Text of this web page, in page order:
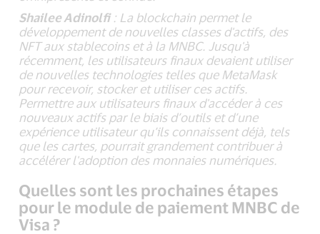
Shailee Adinolfi: La blockchain permet le
développement de nouvelles classes d'actifs, des
NFT aux stablecoins et à la MNBC. Jusqu'à
récemment, les utilisateurs finaux devaient utiliser
de nouvelles technologies telles que MetaMask
pour recevoir, stocker et utiliser ces actifs.
Permettre aux utilisateurs finaux d'accéder à ces
nouveaux actifs par le biais d’outils et d’une
expérience utilisateur qu’ils connaissent déjà, tels
que les cartes, pourrait grandement contribuer à
accélérer l'adoption des monnaies numériques.
Quelles sont les prochaines étapes
pour le module de paiement MNBC de
Visa ?